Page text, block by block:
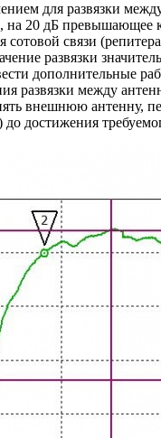
для развязки
на 20 дБ превышающее
сотовой связи
развязки
дополнительные
развязки между
внешнюю антенну,
достижения